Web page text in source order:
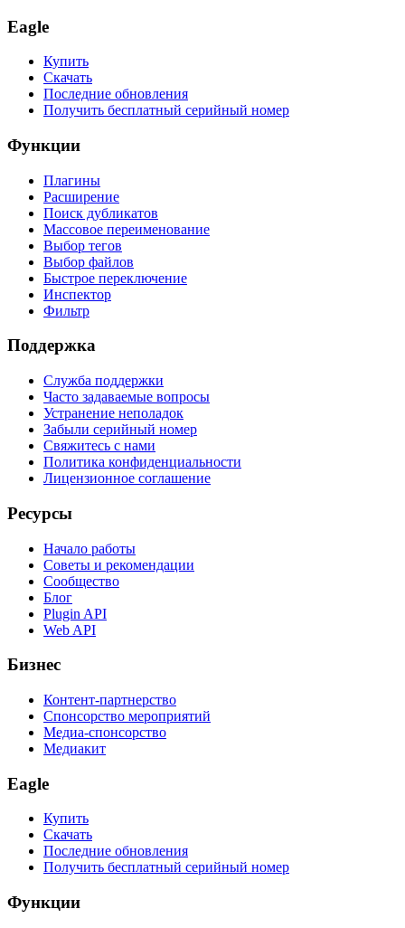
Eagle
Купить
Скачать
Последние обновления
Получить бесплатный серийный номер
Функции
Плагины
Расширение
Поиск дубликатов
Массовое переименование
Выбор тегов
Выбор файлов
Быстрое переключение
Инспектор
Фильтр
Поддержка
Служба поддержки
Часто задаваемые вопросы
Устранение неполадок
Забыли серийный номер
Свяжитесь с нами
Политика конфиденциальности
Лицензионное соглашение
Ресурсы
Начало работы
Советы и рекомендации
Сообщество
Блог
Plugin API
Web API
Бизнес
Контент-партнерство
Спонсорство мероприятий
Медиа-спонсорство
Медиакит
Eagle
Купить
Скачать
Последние обновления
Получить бесплатный серийный номер
Функции